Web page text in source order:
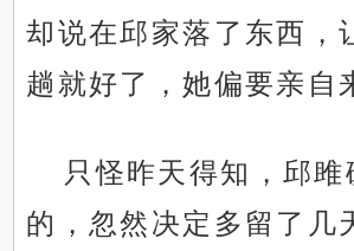
却说在邱家落了东西，
趟就好了，她偏要亲自
只怪昨天得知，邱雎
的，忽然决定多留了几